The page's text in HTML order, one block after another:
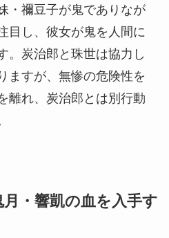
・禰豆子が鬼でありなが
目し、彼女が鬼を人間に
。炭治郎と珠世は協力し
ますが、無惨の危険性を
離れ、炭治郎とは別行動
・響凱の血を入手す